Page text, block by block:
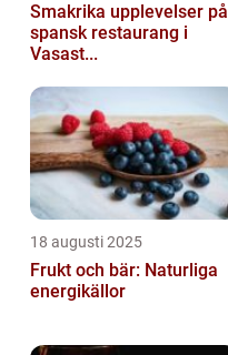
Smakrika upplevelser på
spansk restaurang i
Vasast...
18 augusti 2025
Frukt och bär: Naturliga
energikällor